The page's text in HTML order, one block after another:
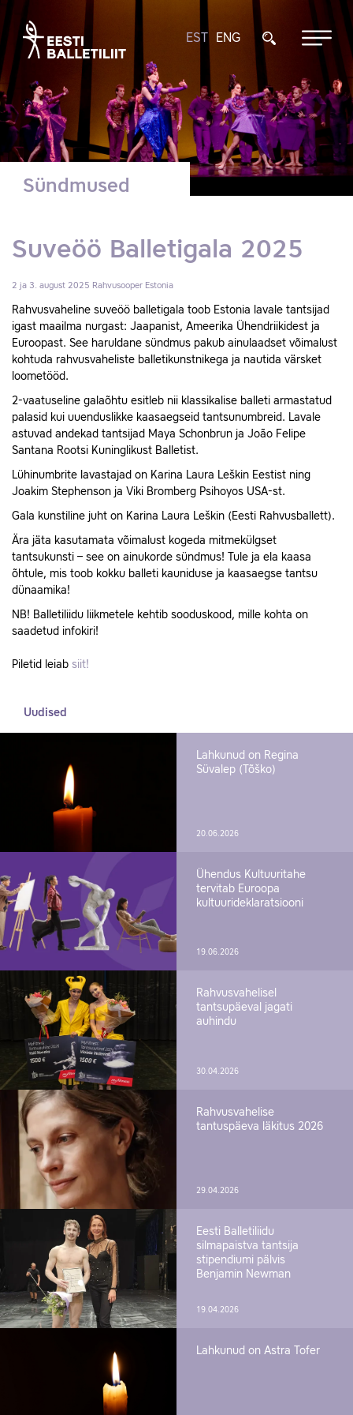
EST ENG
Sündmused
Suveöö Balletigala 2025
2 ja 3. august 2025 Rahvusooper Estonia
Rahvusvaheline suveöö balletigala toob Estonia lavale tantsijad
igast maailma nurgast: Jaapanist, Ameerika Ühendriikidest ja
Euroopast. See haruldane sündmus pakub ainulaadset võimalust
kohtuda rahvusvaheliste balletikunstnikega ja nautida värsket
loometööd.
2-vaatuseline galaõhtu esitleb nii klassikalise balleti armastatud
palasid kui uuenduslikke kaasaegseid tantsunumbreid. Lavale
astuvad andekad tantsijad Maya Schonbrun ja João Felipe
Santana Rootsi Kuninglikust Balletist.
Lühinumbrite lavastajad on Karina Laura Leškin Eestist ning
Joakim Stephenson ja Viki Bromberg Psihoyos USA-st.
Gala kunstiline juht on Karina Laura Leškin (Eesti Rahvusballett).
Ära jäta kasutamata võimalust kogeda mitmekülgset
tantsukunsti – see on ainukorde sündmus! Tule ja ela kaasa
õhtule, mis toob kokku balleti kauniduse ja kaasaegse tantsu
dünaamika!
NB! Balletiliidu liikmetele kehtib sooduskood, mille kohta on
saadetud infokiri!
Piletid leiab siit!
Uudised
Lahkunud on Regina
Süvalep (Tõško)
20.06.2026
Ühendus Kultuuritahe
tervitab Euroopa
kultuurideklaratsiooni
19.06.2026
Rahvusvahelisel
tantsupäeval jagati
auhindu
30.04.2026
Rahvusvahelise
tantuspäeva läkitus 2026
29.04.2026
Eesti Balletiliidu
silmapaistva tantsija
stipendiumi pälvis
Benjamin Newman
19.04.2026
Lahkunud on Astra Tofer